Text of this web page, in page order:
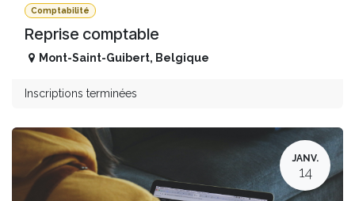
Comptabilité
Reprise comptable
Mont-Saint-Guibert, Belgique
Inscriptions terminées
JANV.
14